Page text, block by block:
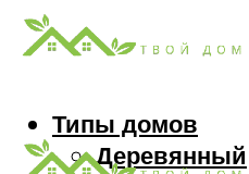
Типы домов
Деревянный